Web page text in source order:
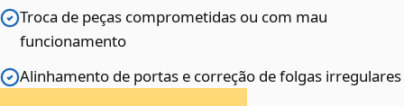
Troca de peças comprometidas ou com mau
funcionamento
Alinhamento de portas e correção de folgas irregulares